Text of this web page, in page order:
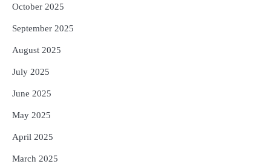
October 2025
September 2025
August 2025
July 2025
June 2025
May 2025
April 2025
March 2025